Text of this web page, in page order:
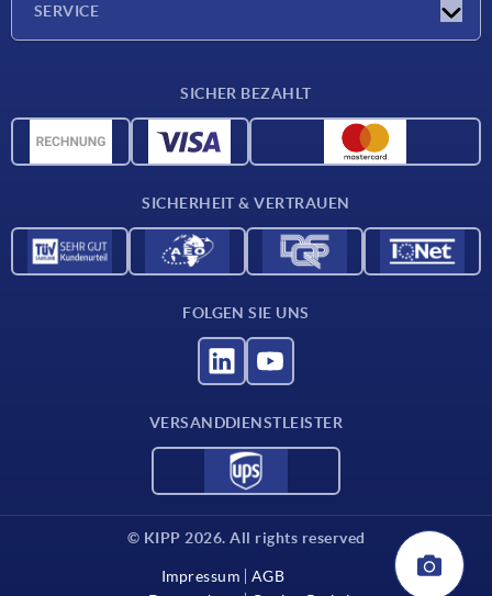
SERVICE
CAD-Daten
SICHER BEZAHLT
SICHERHEIT & VERTRAUEN
FOLGEN SIE UNS
VERSANDDIENSTLEISTER
© KIPP 2026. All rights reserved
Impressum
AGB